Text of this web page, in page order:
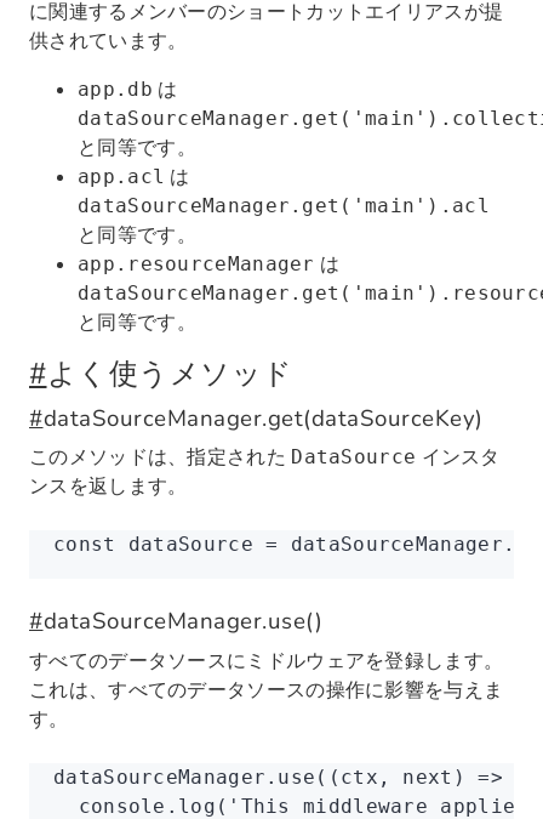
に関連するメンバーのショートカットエイリアスが提
供されています。
app.db は
と同等です。
app.acl は
dataSourceManager.get('main').acl
と同等です。
app.resourceManager は
と同等です。
#よく使うメソッド
#dataSourceManager.get(dataSourceKey)
このメソッドは、指定された DataSource インスタ
ンスを返します。
const dataSource = dataSourceManager
#dataSourceManager.use()
すべてのデータソースにミドルウェアを登録します。
これは、すべてのデータソースの操作に影響を与えま
す。
dataSourceManager .use ((ctx , next) =>
  console
.log ( 'This middleware